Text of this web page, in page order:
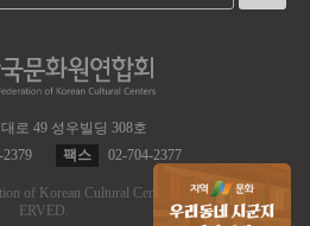
로 49 성우빌딩 308호
2379 팩스 02-704-2377
of Korean Cultural Centers.
ALL RIGHT RES
ERVED.